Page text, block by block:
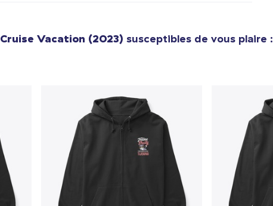
Cruise Vacation (2023) susceptibles de vous plaire :
Classic Crew Neck T-Shirt
40,99 $US
Bella Canvas 3001 | Classic Unisex Jersey T-Shirt
21,99 $US